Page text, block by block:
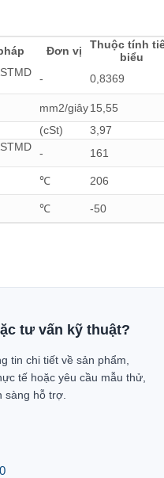
Đơn vị
Thuộc tính
biểu
- 0,8369
mm2/giây15,55
(cSt)
3,97
- 161
℃ 206
℃ -50
tư vấn kỹ thuật?
tin chi tiết về sản phẩm,
tế hoặc yêu cầu mẫu thử,
sàng hỗ trợ.